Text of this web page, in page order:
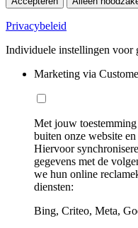
Privacybeleid
Individuele instellingen voor
Marketing via
Met jouw
buiten onze website
Hiervoor
gegevens met de
we hun online
diensten:
Bing, Criteo, Meta,